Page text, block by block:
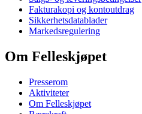
Fakturakopi og kontoutdrag
Sikkerhetsdatablader
Markedsregulering
Om Felleskjøpet
Presserom
Aktiviteter
Om Felleskjøpet